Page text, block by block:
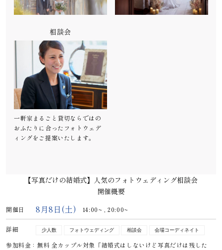
相談会
一軒家まるごと貸切ならではの
おふたりに合ったフォトウェデ
ィングをご提案いたします。
【写真だけの結婚式】人気のフォトウェディング相談会
開催概要
開催日 8月8日(土) 14:00~ , 20:00~
詳細 少人数 フォトウェディング 相談会 会場コーディネイト
参加料金：無料 全カップル対象「結婚式はしないけど写真だけは残した